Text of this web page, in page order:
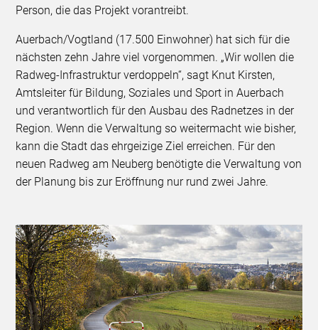
Person, die das Projekt vorantreibt.
Auerbach/Vogtland (17.500 Einwohner) hat sich für die
nächsten zehn Jahre viel vorgenommen. „Wir wollen die
Radweg-Infrastruktur verdoppeln“, sagt Knut Kirsten,
Amtsleiter für Bildung, Soziales und Sport in Auerbach
und verantwortlich für den Ausbau des Radnetzes in der
Region. Wenn die Verwaltung so weitermacht wie bisher,
kann die Stadt das ehrgeizige Ziel erreichen. Für den
neuen Radweg am Neuberg benötigte die Verwaltung von
der Planung bis zur Eröffnung nur rund zwei Jahre.